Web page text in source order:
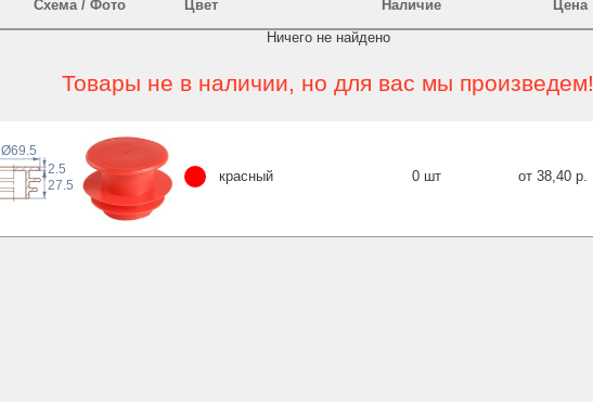
Схема / Фото Цвет Наличие
Цена
Ничего не найдено
Товары не в наличии, но для вас мы произведем!
2.5
27.5
Ø69.5
красный 0 шт от 38,40 р.